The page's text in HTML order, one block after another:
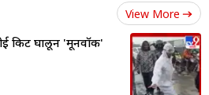
View More
किट घालून 'मूनवॉक'